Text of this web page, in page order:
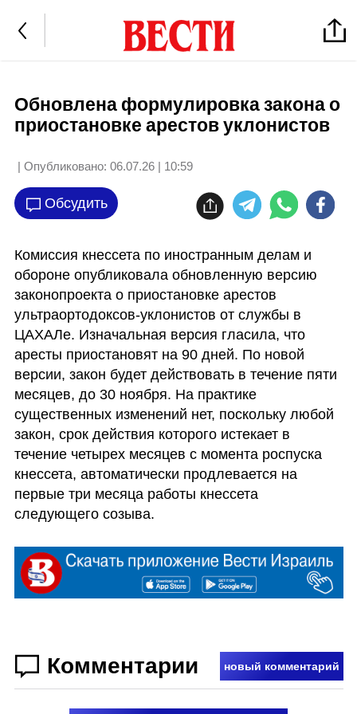
Обновлена формулировка закона о
приостановке арестов уклонистов
| Опубликовано: 06.07.26 | 10:59
Обсудить
Комиссия кнессета по иностранным делам и
обороне опубликовала обновленную версию
законопроекта о приостановке арестов
ультраортодоксов-уклонистов от службы в
ЦАХАЛе. Изначальная версия гласила, что
аресты приостановят на 90 дней. По новой
версии, закон будет действовать в течение пяти
месяцев, до 30 ноября. На практике
существенных изменений нет, поскольку любой
закон, срок действия которого истекает в
течение четырех месяцев с момента роспуска
кнессета, автоматически продлевается на
первые три месяца работы кнессета
следующего созыва.
Комментарии новый комментарий